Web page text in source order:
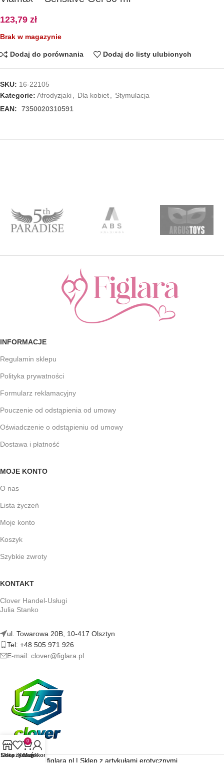
123,79 zł
Brak w magazynie
Dodaj do porównania Dodaj do listy ulubionych
SKU: 16-22105
Kategorie: Afrodyzjaki Dla kobiet
Stymulacja
EAN:
7350020310591
INFORMACJE
Regulamin sklepu
Polityka prywatności
Formularz reklamacyjny
Pouczenie od odstąpienia od umowy
Oświadczenie o odstąpieniu od umowy
Dostawa i płatność
MOJE KONTO
O nas
Lista życzeń
Moje konto
Koszyk
Szybkie zwroty
KONTAKT
Clover Handel-Usługi
Julia Stanko
ul. Towarowa 20B, 10-417 Olsztyn
Tel: +48 505 971 926
E-mail: clover@figlara.pl
figlara.pl | Sklep z artykułami erotycznymi
Sklep
Lista życzeń
0
Koszyk
Moje konto